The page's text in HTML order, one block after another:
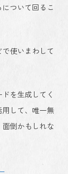
ついて回るこ
使いまわして
を生成してく
して、唯一無
倒かもしれな